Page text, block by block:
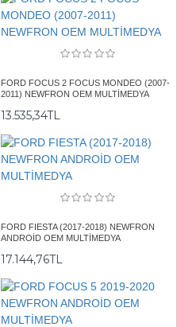
FORD FOCUS 2 FOCUS MONDEO (2007-
2011) NEWFRON OEM MULTİMEDYA
13.535,34TL
FORD FIESTA (2017-2018) NEWFRON
ANDROİD OEM MULTİMEDYA
17.144,76TL